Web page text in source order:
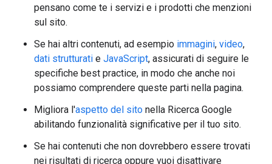
pensano come te i servizi e i prodotti che menzioni
sul sito.
Se hai altri contenuti, ad esempio immagini, video,
dati strutturati e JavaScript, assicurati di seguire le
specifiche best practice, in modo che anche noi
possiamo comprendere queste parti nella pagina.
Migliora l'aspetto del sito nella Ricerca Google
abilitando funzionalità significative per il tuo sito.
Se hai contenuti che non dovrebbero essere trovati
nei risultati di ricerca oppure vuoi disattivare